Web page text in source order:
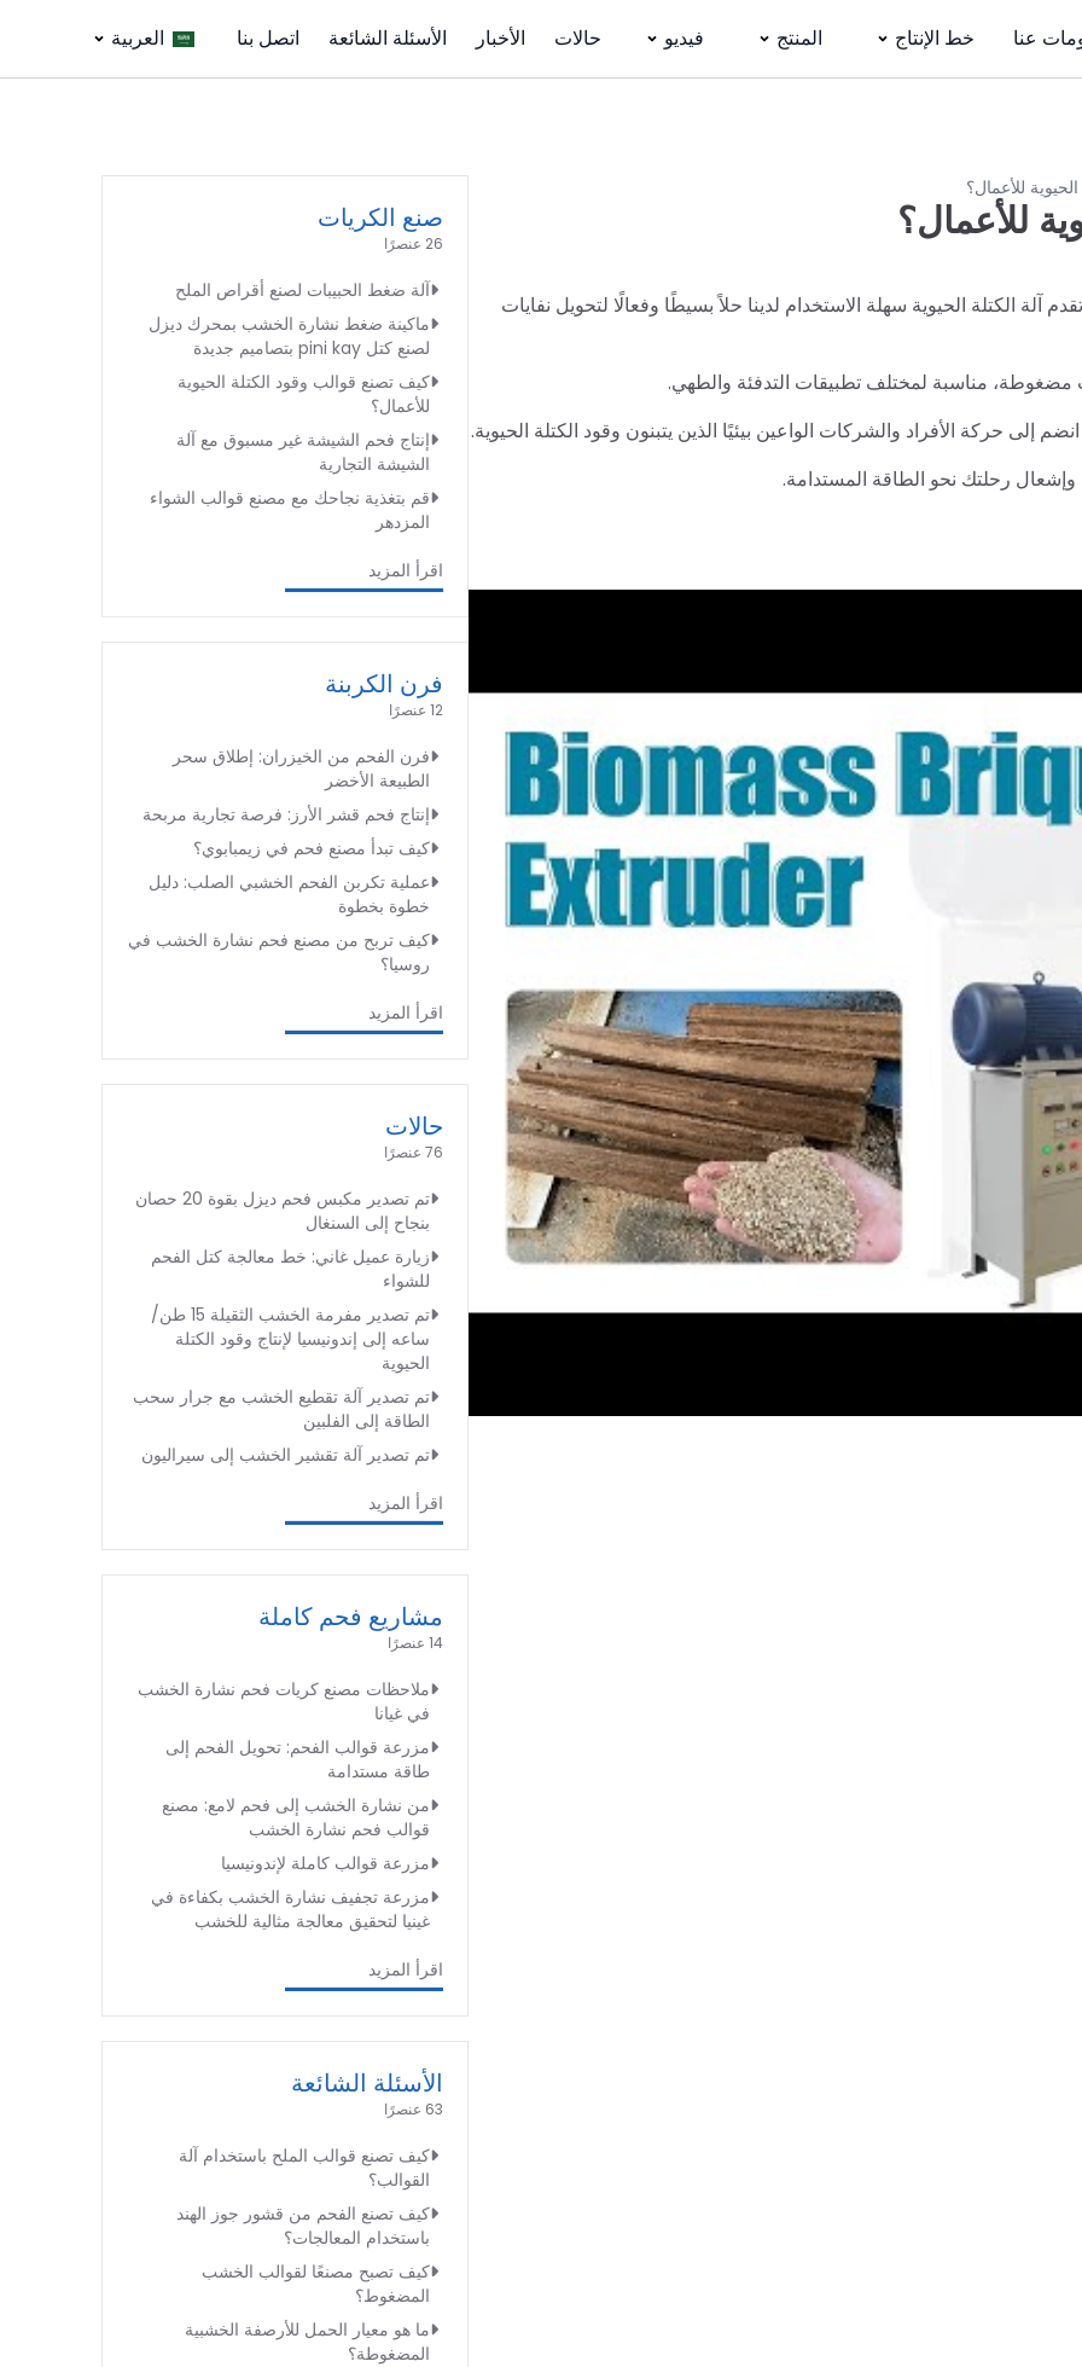
عنا خط الإنتاج المنتج فيديو حالات الأخبار الأسئلة الشائعة اتصل بنا العربية
للأعمال؟
للأعمال؟
آلة الكتلة الحيوية سهلة الاستخدام لدينا حلاً بسيطًا وفعالًا لتحويل نفايات
مضغوطة، مناسبة لمختلف تطبيقات التدفئة والطهي.
حركة الأفراد والشركات الواعين بيئيًا الذين يتبنون وقود الكتلة الحيوية.
وإشعال رحلتك نحو الطاقة المستدامة.
صنع الكريات
26 عنصرًا
آلة ضغط الحبيبات لصنع أقراص الملح
ماكينة ضغط نشارة الخشب بمحرك ديزل
لصنع كتل pini kay بتصاميم جديدة
كيف تصنع قوالب وقود الكتلة الحيوية
للأعمال؟
إنتاج فحم الشيشة غير مسبوق مع آلة
الشيشة التجارية
قم بتغذية نجاحك مع مصنع قوالب الشواء
المزدهر
اقرأ المزيد
فرن الكربنة
12 عنصرًا
فرن الفحم من الخيزران: إطلاق سحر
الطبيعة الأخضر
إنتاج فحم قشر الأرز: فرصة تجارية مربحة
كيف تبدأ مصنع فحم في زيمبابوي؟
عملية تكربن الفحم الخشبي الصلب: دليل
خطوة بخطوة
كيف تربح من مصنع فحم نشارة الخشب في
روسيا؟
اقرأ المزيد
حالات
76 عنصرًا
تم تصدير مكبس فحم ديزل بقوة 20 حصان
بنجاح إلى السنغال
زيارة عميل غاني: خط معالجة كتل الفحم
للشواء
تم تصدير مفرمة الخشب الثقيلة 15 طن/
ساعه إلى إندونيسيا لإنتاج وقود الكتلة
الحيوية
تم تصدير آلة تقطيع الخشب مع جرار سحب
الطاقة إلى الفلبين
تم تصدير آلة تقشير الخشب إلى سيراليون
اقرأ المزيد
مشاريع فحم كاملة
14 عنصرًا
ملاحظات مصنع كريات فحم نشارة الخشب
في غيانا
مزرعة قوالب الفحم: تحويل الفحم إلى
طاقة مستدامة
من نشارة الخشب إلى فحم لامع: مصنع
قوالب فحم نشارة الخشب
مزرعة قوالب كاملة لإندونيسيا
مزرعة تجفيف نشارة الخشب بكفاءة في
غينيا لتحقيق معالجة مثالية للخشب
اقرأ المزيد
الأسئلة الشائعة
63 عنصرًا
كيف تصنع قوالب الملح باستخدام آلة
القوالب؟
كيف تصنع الفحم من قشور جوز الهند
باستخدام المعالجات؟
كيف تصبح مصنعًا لقوالب الخشب
المضغوط؟
ما هو معيار الحمل للأرصفة الخشبية
المضغوطة؟